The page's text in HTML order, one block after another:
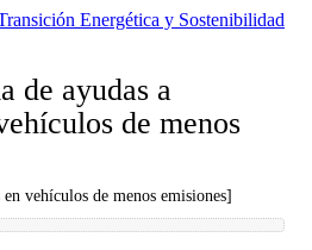
Energética y Sostenibilidad
de ayudas a
de menos
vehículos de menos emisiones]